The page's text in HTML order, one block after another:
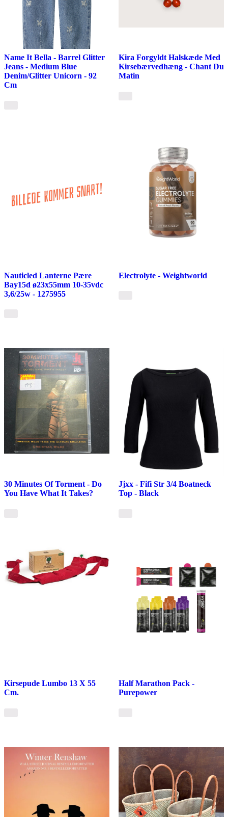
Name It Bella - Barrel Glitter
Jeans - Medium Blue
Denim/Glitter Unicorn - 92
Cm
Kira Forgyldt Halskæde Med
Kirsebærvedhæng - Chant Du
Matin
Nauticled Lanterne Pære
Bay15d ø23x55mm 10-35vdc
3,6/25w - 1275955
Electrolyte - Weightworld
30 Minutes Of Torment - Do
You Have What It Takes?
Jjxx - Fifi Str 3/4 Boatneck
Top - Black
Kirsepude Lumbo 13 X 55
Cm.
Half Marathon Pack -
Purepower